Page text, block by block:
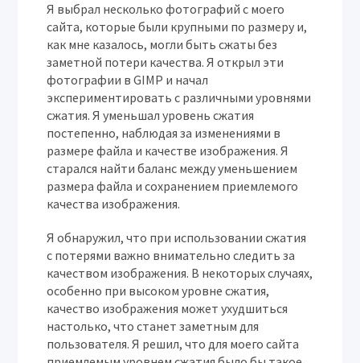
Я выбрал несколько фотографий с моего
сайта, которые были крупными по размеру и,
как мне казалось, могли быть сжаты без
заметной потери качества. Я открыл эти
фотографии в GIMP и начал
экспериментировать с различными уровнями
сжатия. Я уменьшал уровень сжатия
постепенно, наблюдая за изменениями в
размере файла и качестве изображения. Я
старался найти баланс между уменьшением
размера файла и сохранением приемлемого
качества изображения.
Я обнаружил, что при использовании сжатия
с потерями важно внимательно следить за
качеством изображения. В некоторых случаях,
особенно при высоком уровне сжатия,
качество изображения может ухудшиться
настолько, что станет заметным для
пользователя. Я решил, что для моего сайта